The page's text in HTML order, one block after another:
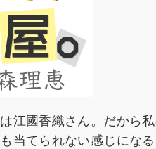
江國香織さん。だから
当てられない感じにな